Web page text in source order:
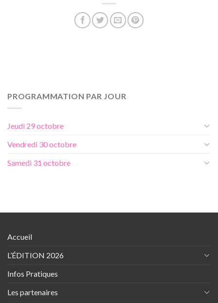
PROGRAMMATION PAR JOUR
Jeudi 29 octobre
Vendredi 30 octobre
Samedi 31 octobre
Accueil
L’ÉDITION 2026
Infos Pratiques
Les partenaires